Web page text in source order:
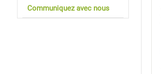
Communiquez avec nous